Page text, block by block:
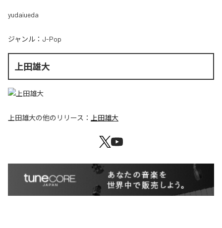
yudaiueda
ジャンル： J-Pop
上田雄大
上田雄大の他のリリース： 上田雄大